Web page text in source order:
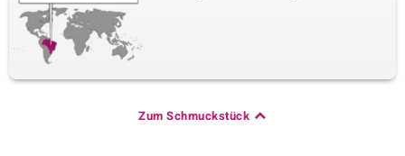
Zum Schmuckstück